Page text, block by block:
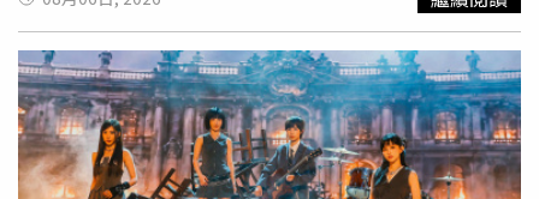
相信我們都成功詮釋出來了！希望大家一定要到戲院，盡情
感受我們傾盡全力完成的這部作品，很期待能在戲院與大家
見面！」飾演天才前鋒「凪誠士郎」的 &TEAM 成員 K 也提
到：「片中有許多帥氣的動作場面，希望大家一定要多看幾
次！」除了高橋文哉、高橋恭平等人所屬的Z隊外，由K、
綱啓永、樋口幸平組成的勁敵V隊，也是討論度極高的角色
群，三人分別飾演天才前鋒凪誠士郎、御影玲王與劍城斬